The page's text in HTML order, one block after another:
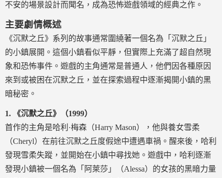
不安的場景設計而聞名，成為恐怖遊戲領域的經典之作。
主要劇情概述
《沉默之丘》系列的故事通常圍繞著一個名為「沉默之丘」
的小鎮展開。這個小鎮看似平靜，但實際上充滿了超自然現
象和恐怖事件。遊戲的主角通常是普通人，他們因各種原因
來到或被困在沉默之丘，並在探索過程中逐漸揭開小鎮的黑
暗秘密。
1.
《沉默之丘》（1999）
首作的主角是哈利·梅森（Harry Mason），他與養女雪柔
（Cheryl）在前往沉默之丘度假途中遭遇車禍。醒來後，哈利
發現雪柔失蹤，並開始在小鎮中尋找她。遊戲中，哈利逐漸
發現小鎮被一個名為「阿萊莎」（Alessa）的女孩的黑暗力量